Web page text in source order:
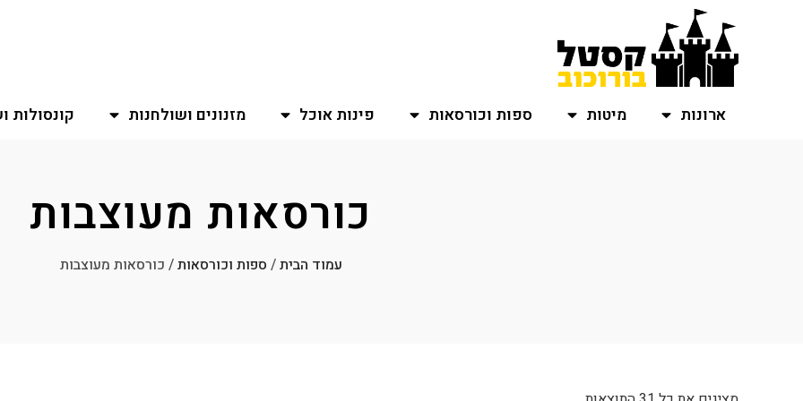
ארונות מיטות ספות וכורסאות פינות אוכל מזנונים ושולחנות קונסולות
כורסאות מעוצבות
עמוד הבית/ ספות וכורסאות/ כורסאות מעוצבות